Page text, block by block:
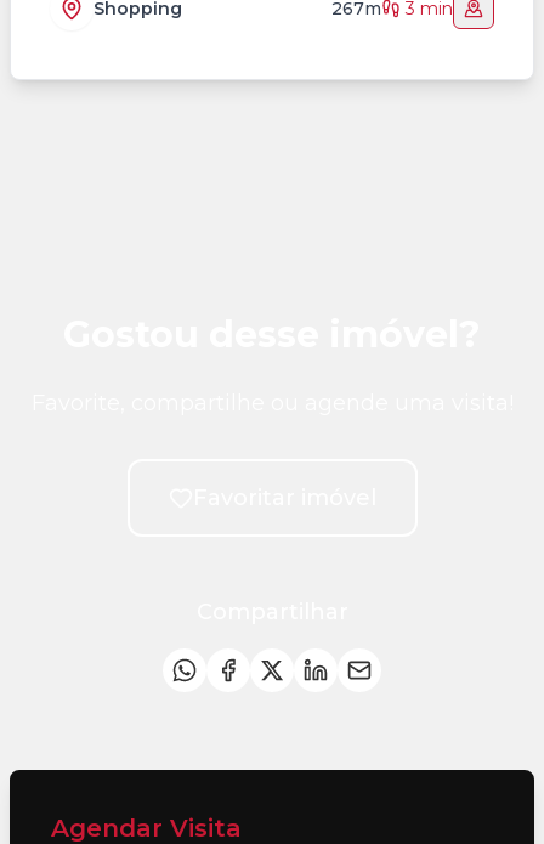
Shopping 267m 3 min
Agendar Visita